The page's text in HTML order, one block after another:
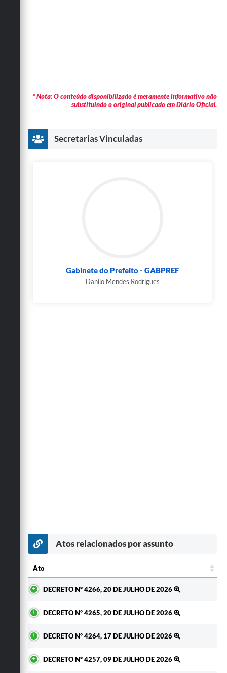
* Nota: O conteúdo disponibilizado é meramente informativo não
substituindo o original publicado em Diário Oficial.
Secretarias Vinculadas
Gabinete do Prefeito - GABPREF
Danilo Mendes Rodrigues
Atos relacionados por assunto
Ato
DECRETO Nº 4266, 20 DE JULHO DE 2026
DECRETO Nº 4265, 20 DE JULHO DE 2026
DECRETO Nº 4264, 17 DE JULHO DE 2026
DECRETO Nº 4257, 09 DE JULHO DE 2026